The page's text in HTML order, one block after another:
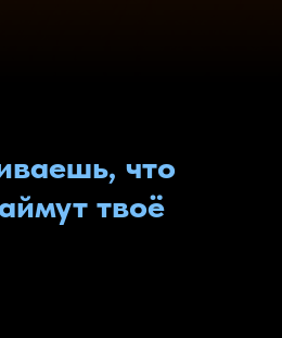
что
твоё